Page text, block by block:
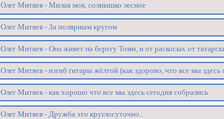
Олег Митяев - Милая моя, солнышко лесное
Олег Митяев - За полярным кругом
Олег Митяев - Она живет на берегу Томи, и от раскосых от
Олег Митяев - изгиб гитары жёлтой (как здорово, что все мы здесь
Олег Митяев - как хорошо что все мы здесь сегодня собрались
Олег Митяев - Дружба это круглосуточно..